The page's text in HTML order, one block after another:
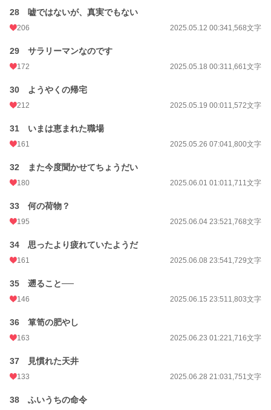
28 嘘ではないが、真実でもない
206 2025.05.12 00:341,568文字
29 サラリーマンなのです
172 2025.05.18 00:311,661文字
30 ようやくの帰宅
212 2025.05.19 00:011,572文字
31 いまは恵まれた職場
161 2025.05.26 07:041,800文字
32 また今度聞かせてちょうだい
180 2025.06.01 01:011,711文字
33 何の荷物？
195 2025.06.04 23:521,768文字
34 思ったより疲れていたようだ
161 2025.06.08 23:541,729文字
35 遡ること──
146 2025.06.15 23:511,803文字
36 箪笥の肥やし
163 2025.06.23 01:221,716文字
37 見慣れた天井
133 2025.06.28 21:031,751文字
38 ふいうちの命令